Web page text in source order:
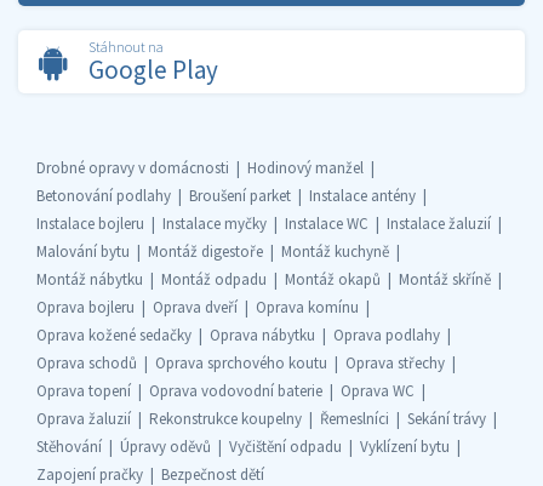
Stáhnout na
Google Play
Drobné opravy v domácnosti
Hodinový manžel
Betonování podlahy
Broušení parket
Instalace antény
Instalace bojleru
Instalace myčky Instalace WC
Instalace žaluzií
Malování bytu
Montáž digestoře
Montáž kuchyně
Montáž nábytku
Montáž odpadu Montáž okapů
Montáž skříně
Oprava bojleru
Oprava dveří
Oprava komínu
Oprava kožené sedačky
Oprava nábytku
Oprava podlahy
Oprava schodů
Oprava sprchového koutu
Oprava střechy
Oprava topení
Oprava vodovodní baterie
Oprava WC
Oprava žaluzií
Rekonstrukce koupelny Řemeslníci
Sekání trávy
Stěhování
Úpravy oděvů Vyčištění odpadu
Vyklízení bytu
Zapojení pračky
Bezpečnost dětí